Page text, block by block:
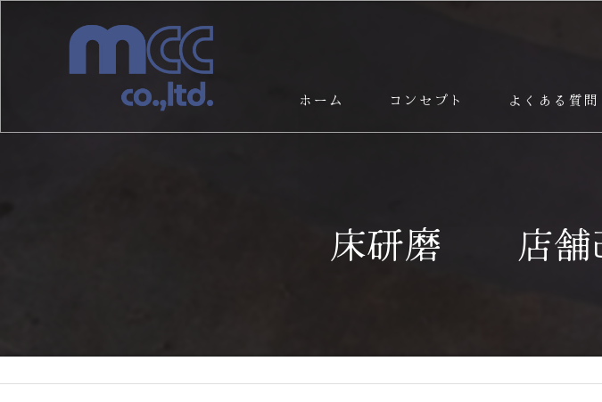
ホーム コンセプト よくある質問
床研磨 店舗